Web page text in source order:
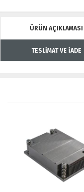
ÜRÜN AÇIKLAMASI
TESLİMAT VE İADE